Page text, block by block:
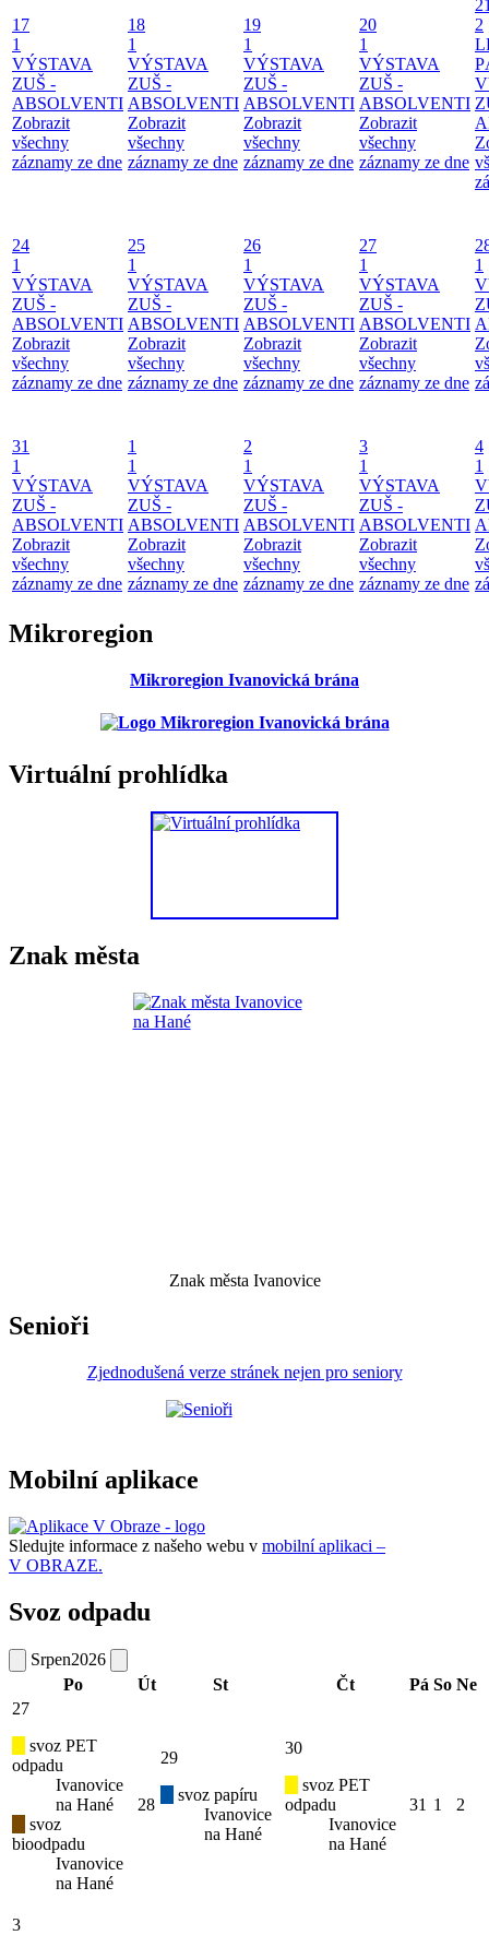
17
1
VÝSTAVA
ZUŠ -
ABSOLVENTI
Zobrazit
všechny
záznamy ze dne
18
1
VÝSTAVA
ZUŠ -
ABSOLVENTI
Zobrazit
všechny
záznamy ze dne
19
1
VÝSTAVA
ZUŠ -
ABSOLVENTI
Zobrazit
všechny
záznamy ze dne
20
1
VÝSTAVA
ZUŠ -
ABSOLVENTI
Zobrazit
všechny
záznamy ze dne
2
24
1
VÝSTAVA
ZUŠ -
ABSOLVENTI
Zobrazit
všechny
záznamy ze dne
25
1
VÝSTAVA
ZUŠ -
ABSOLVENTI
Zobrazit
všechny
záznamy ze dne
26
1
VÝSTAVA
ZUŠ -
ABSOLVENTI
Zobrazit
všechny
záznamy ze dne
27
1
VÝSTAVA
ZUŠ -
ABSOLVENTI
Zobrazit
všechny
záznamy ze dne
1
31
1
VÝSTAVA
ZUŠ -
ABSOLVENTI
Zobrazit
všechny
záznamy ze dne
1
1
VÝSTAVA
ZUŠ -
ABSOLVENTI
Zobrazit
všechny
záznamy ze dne
2
1
VÝSTAVA
ZUŠ -
ABSOLVENTI
Zobrazit
všechny
záznamy ze dne
3
1
VÝSTAVA
ZUŠ -
ABSOLVENTI
Zobrazit
všechny
záznamy ze dne
4
1
Mikroregion
Mikroregion Ivanovická brána
Virtuální prohlídka
Znak města
Znak města Ivanovice
Senioři
Zjednodušená verze stránek nejen pro seniory
Mobilní aplikace
Sledujte informace z našeho webu v mobilní aplikaci –
V OBRAZE.
Svoz odpadu
Srpen2026
Po
Út St Čt Pá So Ne
27
svoz PET
odpadu
Ivanovice
na Hané
svoz
bioodpadu
Ivanovice
na Hané
28
29
svoz papíru
Ivanovice
na Hané
30
svoz PET
odpadu
Ivanovice
na Hané
31 1 2
3